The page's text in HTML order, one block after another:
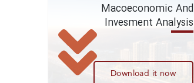
Macoeconomic And
Invesment Analysis
Download it now